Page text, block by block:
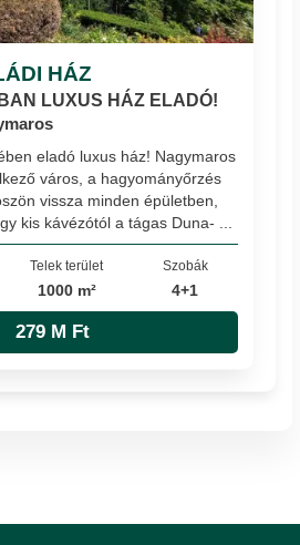
HÁZ
LUXUS HÁZ ELADÓ!
eladó luxus ház! Nagymaros
város, a hagyományőrzés
vissza minden épületben,
kis kávézótól a tágas Duna- ...
Telek terület
1000 m²
Szobák
4+1
279 M Ft